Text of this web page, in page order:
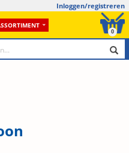
Inloggen/registreren
0